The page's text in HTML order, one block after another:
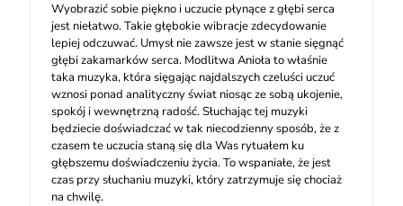
Wyobrazić sobie piękno i uczucie płynące z głębi serca
jest niełatwo. Takie głębokie wibracje zdecydowanie
lepiej odczuwać. Umysł nie zawsze jest w stanie sięgnąć
głębi zakamarków serca. Modlitwa Anioła to właśnie
taka muzyka, która sięgając najdalszych czeluści uczuć
wznosi ponad analityczny świat niosąc ze sobą ukojenie,
spokój i wewnętrzną radość. Słuchając tej muzyki
będziecie doświadczać w tak niecodzienny sposób, że z
czasem te uczucia staną się dla Was rytuałem ku
głębszemu doświadczeniu życia. To wspaniałe, że jest
czas przy słuchaniu muzyki, który zatrzymuje się chociaż
na chwilę.